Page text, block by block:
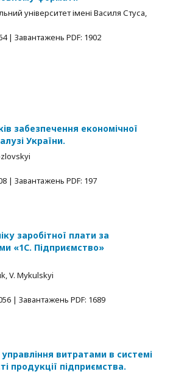
університет імені Василя Стуса,
| Завантажень PDF: 1902
забезпечення економічної
України.
| Завантажень PDF: 197
заробітної плати за
«1С. Підприємство»
V. Mykulskyi
| Завантажень PDF: 1689
витратами в системі
продукції підприємства.